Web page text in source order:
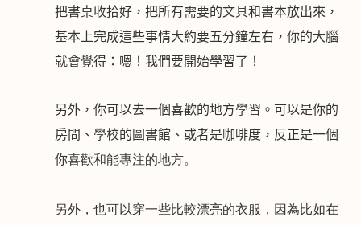
把書桌收拾好，把所有需要的文具和書本放出來，
基本上完成這些事情大約要五分鐘左右，你的大腦
就會覺得：嗯！我們要開始學習了！
另外，你可以去一個喜歡的地方學習。可以是你的
房間、學校的圖書館、或者是咖啡度，反正是一個
你喜歡和能專注的地方。
另外，也可以穿一些比較漂亮的衣服，因為比如在